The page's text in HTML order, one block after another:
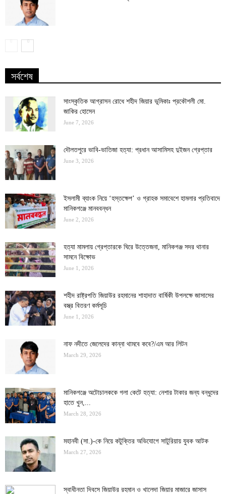
সর্বশেষ
সাংস্কৃতিক আগ্রাসন রোধে শহীদ জিয়ার ভূমিকাঃ প্রকৌশলী মো.
জাকির হোসেন
June 7, 2026
দৌলতপুরে ভাবি-ভাতিজা হত্যা: প্রধান আসামিসহ দুইজন গ্রেপ্তার
June 3, 2026
ইসলামী ব্যাংক নিয়ে ‘হস্তক্ষেপ’ ও গ্রাহক সমাবেশে হামলার প্রতিবাদে
মানিকগঞ্জে মানববন্ধন
June 2, 2026
হত্যা মামলায় গ্রেপ্তারকে ঘিরে উত্তেজনা, মানিকগঞ্জ সদর থানার
সামনে বিক্ষোভ
June 1, 2026
শহীদ রাষ্ট্রপতি জিয়াউর রহমানের শাহাদাত বার্ষিকী উপলক্ষে জাসাসের
বস্ত্র বিতরণ কর্মসূচি
June 1, 2026
নাফ নদীতে জেলেদের কান্না থামবে কবে?/এম আর লিটন
March 29, 2026
মানিকগঞ্জে অটোচালককে গলা কেটে হত্যা: নেশার টাকার জন্য বন্ধুদের
হাতে খুন,...
March 28, 2026
মহানবী (সা.)-কে নিয়ে কটুক্তির অভিযোগে সাটুরিয়ায় যুবক আটক
March 27, 2026
স্বাধীনতা দিবসে জিয়াউর রহমান ও খালেদা জিয়ার মাজারে জাসাস